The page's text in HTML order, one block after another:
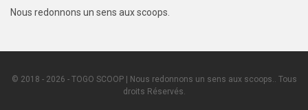
Nous redonnons un sens aux scoops.
© 2018 - 2026 - TOGO SCOOP | Nous redonnons un sens aux scoops.. Tous
droits Réservés.